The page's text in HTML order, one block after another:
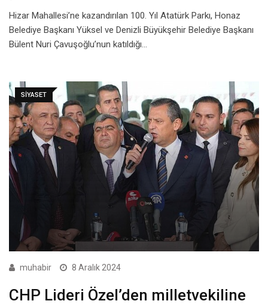
Hizar Mahallesi’ne kazandırılan 100. Yıl Atatürk Parkı, Honaz
Belediye Başkanı Yüksel ve Denizli Büyükşehir Belediye Başkanı
Bülent Nuri Çavuşoğlu’nun katıldığı…
SIYASET
muhabir 8 Aralık 2024
CHP Lideri Özel’den milletvekiline